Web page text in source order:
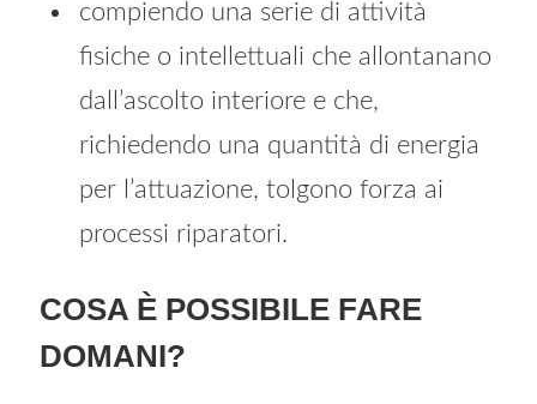
compiendo una serie di attività
fisiche o intellettuali che allontanano
dall’ascolto interiore e che,
richiedendo una quantità di energia
per l’attuazione, tolgono forza ai
processi riparatori.
COSA È POSSIBILE FARE
DOMANI?